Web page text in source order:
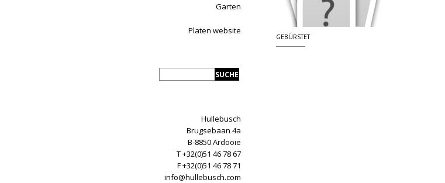
Garten
Platen website
Hullebusch
Brugsebaan 4a
B-8850 Ardooie
T +32(0)51 46 78 67
F +32(0)51 46 78 71
info@hullebusch.com
GEBÜRSTET